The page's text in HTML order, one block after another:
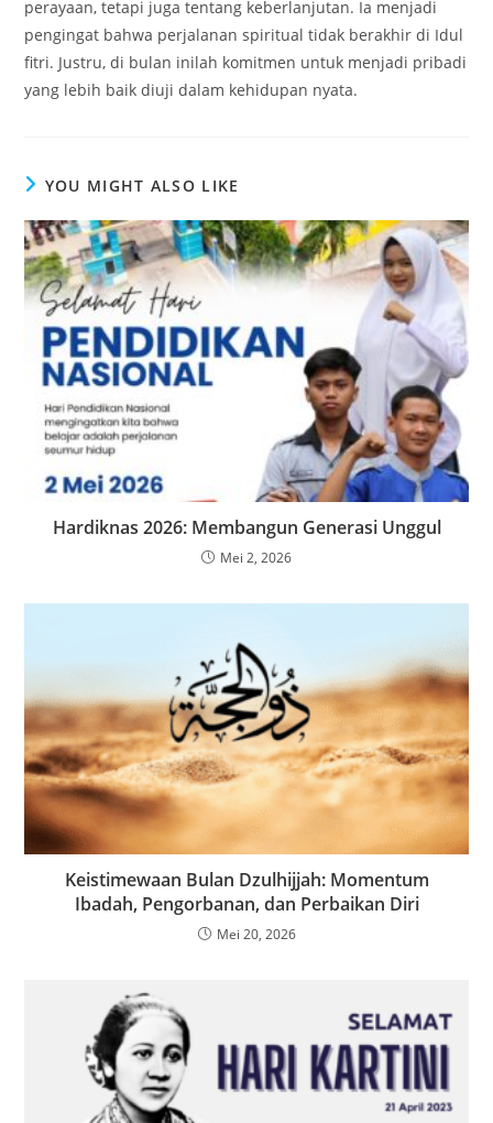
perayaan, tetapi juga tentang keberlanjutan. Ia menjadi
pengingat bahwa perjalanan spiritual tidak berakhir di Idul
fitri. Justru, di bulan inilah komitmen untuk menjadi pribadi
yang lebih baik diuji dalam kehidupan nyata.
YOU MIGHT ALSO LIKE
Hardiknas 2026: Membangun Generasi Unggul
Mei 2, 2026
Keistimewaan Bulan Dzulhijjah: Momentum
Ibadah, Pengorbanan, dan Perbaikan Diri
Mei 20, 2026